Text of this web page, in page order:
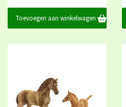
Toevoegen aan winkelwagen